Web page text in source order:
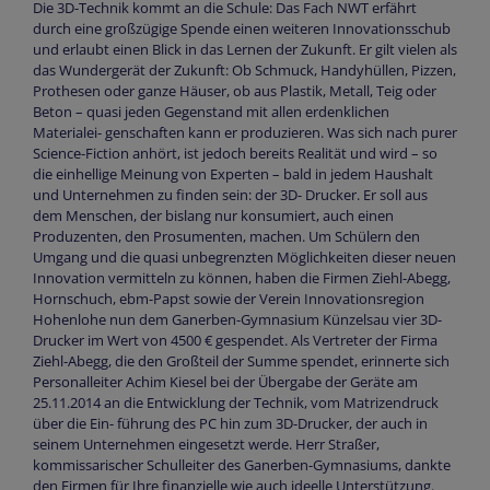
Die 3D-Technik kommt an die Schule: Das Fach NWT erfährt
durch eine großzügige Spende einen weiteren Innovationsschub
und erlaubt einen Blick in das Lernen der Zukunft. Er gilt vielen als
das Wundergerät der Zukunft: Ob Schmuck, Handyhüllen, Pizzen,
Prothesen oder ganze Häuser, ob aus Plastik, Metall, Teig oder
Beton – quasi jeden Gegenstand mit allen erdenklichen
Materialei- genschaften kann er produzieren. Was sich nach purer
Science-Fiction anhört, ist jedoch bereits Realität und wird – so
die einhellige Meinung von Experten – bald in jedem Haushalt
und Unternehmen zu finden sein: der 3D- Drucker. Er soll aus
dem Menschen, der bislang nur konsumiert, auch einen
Produzenten, den Prosumenten, machen. Um Schülern den
Umgang und die quasi unbegrenzten Möglichkeiten dieser neuen
Innovation vermitteln zu können, haben die Firmen Ziehl-Abegg,
Hornschuch, ebm-Papst sowie der Verein Innovationsregion
Hohenlohe nun dem Ganerben-Gymnasium Künzelsau vier 3D-
Drucker im Wert von 4500 € gespendet. Als Vertreter der Firma
Ziehl-Abegg, die den Großteil der Summe spendet, erinnerte sich
Personalleiter Achim Kiesel bei der Übergabe der Geräte am
25.11.2014 an die Entwicklung der Technik, vom Matrizendruck
über die Ein- führung des PC hin zum 3D-Drucker, der auch in
seinem Unternehmen eingesetzt werde. Herr Straßer,
kommissarischer Schulleiter des Ganerben-Gymnasiums, dankte
den Firmen für Ihre finanzielle wie auch ideelle Unterstützung.